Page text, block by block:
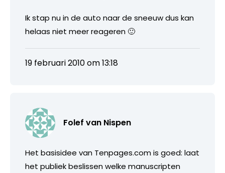
Ik stap nu in de auto naar de sneeuw dus kan
helaas niet meer reageren 🙂
19 februari 2010 om 13:18
Folef van Nispen
Het basisidee van Tenpages.com is goed: laat
het publiek beslissen welke manuscripten